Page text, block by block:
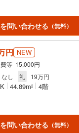
問い合わせる （無料）
円 NEW
等 15,000円
なし 礼 19万円
44.89m2 4階
問い合わせる （無料）